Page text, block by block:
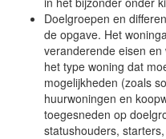
Doelgroepen en
de opgave. Het
veranderende eisen
het type woning dat
mogelijkheden (zoals
huurwoningen en
toegesneden op
statushouders,